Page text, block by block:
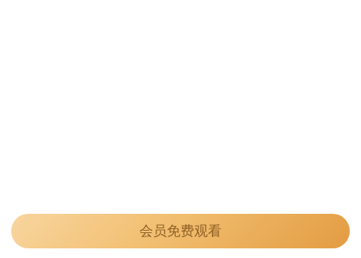
会员免费观看